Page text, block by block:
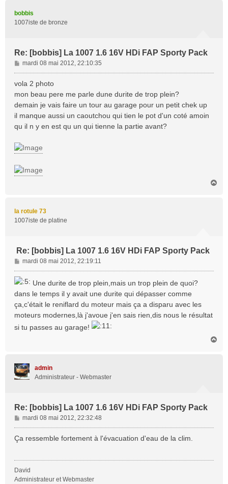
bobbis
1007iste de bronze
Re: [bobbis] La 1007 1.6 16V HDi FAP Sporty Pack
M
e
s
a
g
e
mardi 08 mai 2012, 22:10:35
vola 2 photo
mon beau pere me parle dune durite de trop plein?
demain je vais faire un tour au garage pour un petit chek up
il manque aussi un caoutchou qui tien le pot d'un coté amoin
qu il n y en est qu un qui tienne la partie avant?
la rotule 73
1007iste de platine
Re: [bobbis] La 1007 1.6 16V HDi FAP Sporty Pack
M
e
s
a
g
e
mardi 08 mai 2012, 22:19:11
Une durite de trop plein,mais un trop plein de quoi?
dans le temps il y avait une durite qui dépasser comme
ça,c'était le reniflard du moteur mais ça a disparu avec les
moteurs modernes,là j'avoue j'en sais rien,dis nous le résultat
si tu passes au garage!
admin
Administrateur - Webmaster
Re: [bobbis] La 1007 1.6 16V HDi FAP Sporty Pack
M
e
s
e
mardi 08 mai 2012, 22:32:48
Ça ressemble fortement à l'évacuation d'eau de la clim.
David
Administrateur et Webmaster